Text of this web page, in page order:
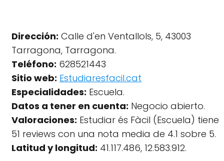
Dirección: Calle d'en Ventallols, 5, 43003
Tarragona, Tarragona.
Teléfono: 628521443
Sitio web: Estudiaresfacil.cat
Especialidades: Escuela.
Datos a tener en cuenta: Negocio abierto.
Valoraciones: Estudiar és Fàcil (Escuela) tiene
51 reviews con una nota media de 4.1 sobre 5.
Latitud y longitud: 41.117.486, 12.583.912.